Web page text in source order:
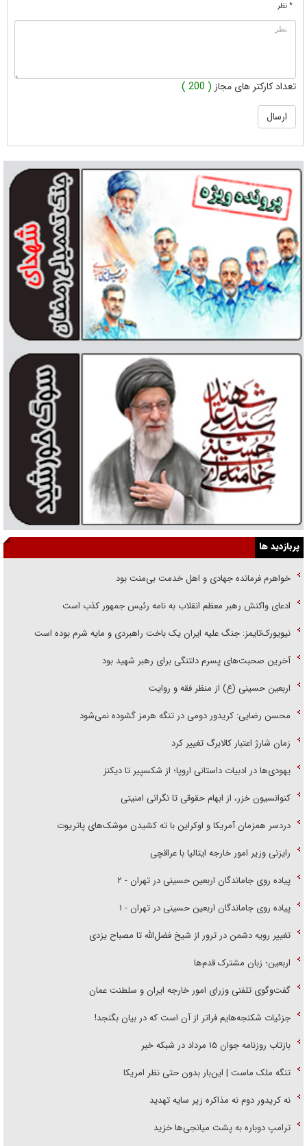
* نظر
تعداد کارکتر های مجاز ( 200 )
پربازدید ها
خواهرم فرمانده جهادی و اهل خدمت بی‌منت بود
ادعای واکنش رهبر معظم انقلاب به نامه رئیس جمهور کذب است
نیویورک‌تایمز: جنگ علیه ایران یک باخت راهبردی و مایه شرم بوده است
آخرین صحبت‌های پسرم دلتنگی برای رهبر شهید بود
اربعین حسینی (ع) از منظر فقه و روایت
محسن رضایی: کریدور دومی در تنگه هرمز گشوده نمی‌شود
زمان شارژ اعتبار کالابرگ تغییر کرد
یهودی‌ها در ادبیات داستانی اروپا؛ از شکسپیر تا دیکنز
کنوانسیون خزر، از ابهام حقوقی تا نگرانی امنیتی
دردسر همزمان آمریکا و اوکراین با ته کشیدن موشک‌های پاتریوت
رایزنی وزیر امور خارجه ایتالیا با عراقچی
پیاده روی جاماندگان اربعین حسینی در تهران - ۲
پیاده روی جاماندگان اربعین حسینی در تهران - ۱
تغییر رویه دشمن در ترور از شیخ فضل‌الله تا مصباح یزدی
اربعین؛ زبان مشترک قدم‌ها
گفت‌وگوی تلفنی وزرای امور خارجه ایران و سلطنت عمان
جزئیات شکنجه‌هایم فراتر از آن است که در بیان بگنجد!
بازتاب روزنامه جوان ۱۵ مرداد در شبکه خبر
تنگه ملک ماست | این‌بار بدون حتی نظر امریکا
نه کریدور دوم نه مذاکره زیر سایه تهدید
ترامپ دوباره به پشت میانجی‌ها خزید